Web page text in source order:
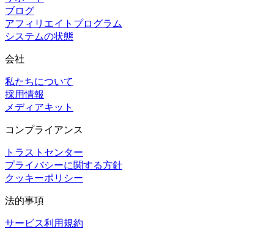
ブログ
アフィリエイトプログラム
システムの状態
会社
私たちについて
採用情報
メディアキット
コンプライアンス
トラストセンター
プライバシーに関する方針
クッキーポリシー
法的事項
サービス利用規約